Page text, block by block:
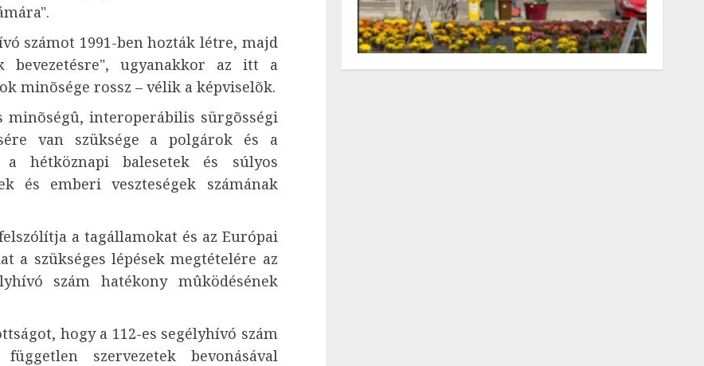
számot 1991-ben hozták létre, majd
bevezetésre", ugyanakkor az itt a
minõsége rossz – vélik a képviselõk.
minõségû, interoperábilis sürgõsségi
van szüksége a polgárok és a
a hétköznapi balesetek és súlyos
és emberi veszteségek számának
a tagállamokat és az Európai
a szükséges lépések megtételére az
szám hatékony mûködésének
hogy a 112-es segélyhívó szám
szervezetek bevonásával